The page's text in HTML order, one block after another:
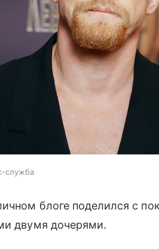
служба
блоге поделился с
двумя дочерями.